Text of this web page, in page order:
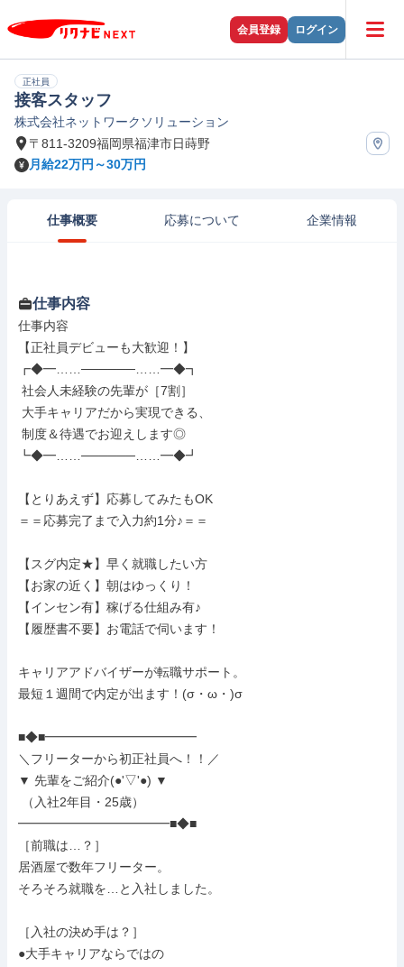
会員登録 ログイン
正社員
接客スタッフ
株式会社ネットワークソリューション
〒811-3209福岡県福津市日蒔野
月給22万円～30万円
仕事概要 応募について 企業情報
仕事内容
仕事内容
【正社員デビューも大歓迎！】
┏◆━……──────……━◆┓
┗◆━……──────……━◆┛
【とりあえず】応募してみたもOK
＝＝応募完了まで入力約1分♪＝＝
【スグ内定★】早く就職したい方
【お家の近く】朝はゆっくり！
【インセン有】稼げる仕組み有♪
【履歴書不要】お電話で伺います！
キャリアアドバイザーが転職サポート。
最短１週間で内定が出ます！(σ・ω・)σ
■◆■━━━━━━━━━━━━
＼フリーターから初正社員へ！！／
▼ 先輩をご紹介(●'▽'●) ▼
━━━━━━━━━━━━■◆■
［前職は…？］
居酒屋で数年フリーター。
そろそろ就職を…と入社しました。
［入社の決め手は？］
●大手キャリアならではの